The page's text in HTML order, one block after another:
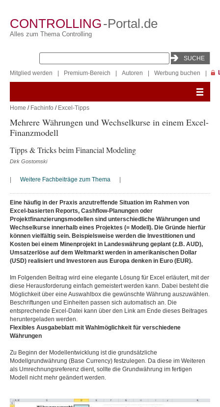
CONTROLLING-Portal.de
Alles zum Thema Controlling
Mitglied werden Premium-Bereich Autoren Werbung buchen
Home / Fachinfo / Excel-Tipps
Mehrere Währungen und Wechselkurse in einem Excel-
Finanzmodell
Tipps & Tricks beim Financial Modeling
Dirk Gostomski
Weitere Fachbeiträge zum Thema
Eine häufig in der Praxis anzutreffende Situation im Rahmen von
Excel-basierten Reports, Cashflow-Planungen oder
Projektfinanzierungsmodellen sind unterschiedliche Währungen und
Wechselkurse innerhalb eines Projektes (= Modell). Die Gründe hierfür
können vielfältig sein. Beispielsweise werden die Investitionen und
Kosten bei einem Minenprojekt in Landeswährung geplant (z.B. AUD),
Umsatzerlöse auf dem Weltmarkt werden in amerikanischen Dollar
(USD) realisiert und Investoren aus Europa denken in Euro (EUR).
Im Folgenden Beitrag wird eine elegante Lösung für Excel erläutert, mit der
diese Herausforderung einfach gemeistert werden kann. Dabei besteht die
Möglichkeit über eine Auswahlbox die gewünschte Währung auszuwählen.
Beschriftungen und Einheiten passen sich automatisch an. Die
entsprechende Excel-Datei kann über den Link am Ende dieses Beitrages
heruntergeladen werden.
Flexibles Ausgabeblatt mit Wahlmöglichkeit für verschiedene
Währungen
Zu Beginn der Modellentwicklung ist die grundsätzliche
Modellgrundwährung (Base Currency) festzulegen. Da diese im Weiteren
als Umrechnungsreferenz dient, sollte die Grundwährung im fertigen
Modell nicht mehr geändert werden.